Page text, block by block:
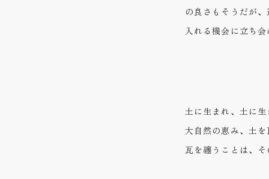
の良さもそうだが
入れる機会に立ち
土に生まれ、土に
大自然の恵み、土
瓦を纏うことは、